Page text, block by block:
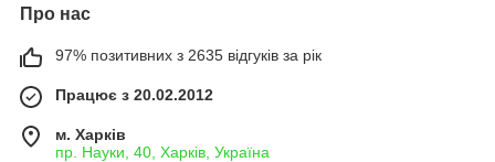
Про нас
97% позитивних з 2635 відгуків за рік
Працює з 20.02.2012
м. Харків
пр. Науки, 40, Харків, Україна